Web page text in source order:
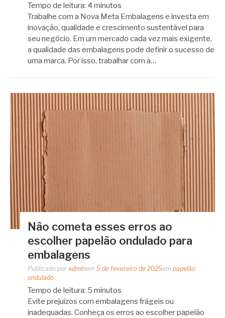
Tempo de leitura: 4 minutos
Trabalhe com a Nova Meta Embalagens e investa em
inovação, qualidade e crescimento sustentável para
seu negócio. Em um mercado cada vez mais exigente,
a qualidade das embalagens pode definir o sucesso de
uma marca. Por isso, trabalhar com a…
Não cometa esses erros ao
escolher papelão ondulado para
embalagens
Publicado por adminem 5 de fevereiro de 2025em papelão
ondulado
Tempo de leitura: 5 minutos
Evite prejuízos com embalagens frágeis ou
inadequadas. Conheça os erros ao escolher papelão